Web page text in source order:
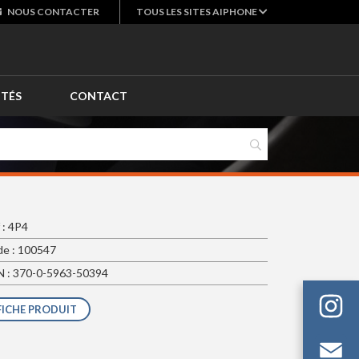
NOUS CONTACTER TOUS LES SITES AIPHONE
CONTACT
: 4P4
: 100547
: 370-0-5963-50394
PRODUIT